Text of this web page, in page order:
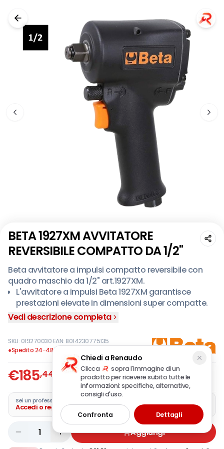
BETA 1927XM AVVITATORE
REVERSIBILE COMPATTO DA 1/2"
Beta avvitatore a impulsi compatto reversibile con
quadro maschio da 1/2" art.1927XM.
L'avvitatore a impulsi Beta 1927XM garantisce
prestazioni elevate in dimensioni super compatte.
Consente inoltre di scegliere tra 3 differenti livelli di
ottimale a seconda delle esigenze di applicazione.
Meccanismo impulsivo singolo martello.
Incredibilmente compatto e potente.
Comando d'inversione a pulsante azionabile con
una sola mano.
Tre differenti livelli di potenza in avvitamento.
Scarico dell'aria attraverso l'impugnatura.
Gancio per bilanciatore.
Vedi descrizione completa
SKU:019270030·EAN:8014230775135
●Spedito 24-48 ore
€185,44 IVA incl.
Sei un professionista?
Accedi o registra la tua azienda
1 Aggiungi
Chiedi a Renaudo
Clicca
sopra l'immagine di un
prodotto per ricevere subito tutte le
informazioni: specifiche, alternative,
consigli d'uso.
Confronta Dettagli